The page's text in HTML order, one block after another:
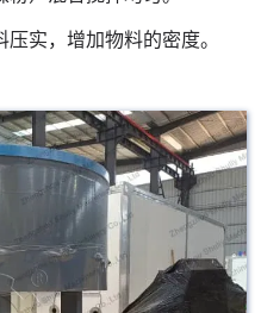
实，增加物料的密度。